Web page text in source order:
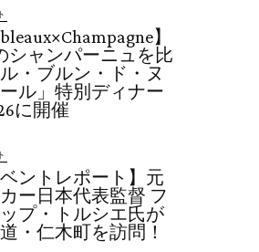
】
シャンパーニュを比
・ブルン・ド・ヌ
ル」特別ディナー
に開催
ベントレポート】元
ー日本代表監督 フ
プ・トルシエ氏が
・仁木町を訪問！